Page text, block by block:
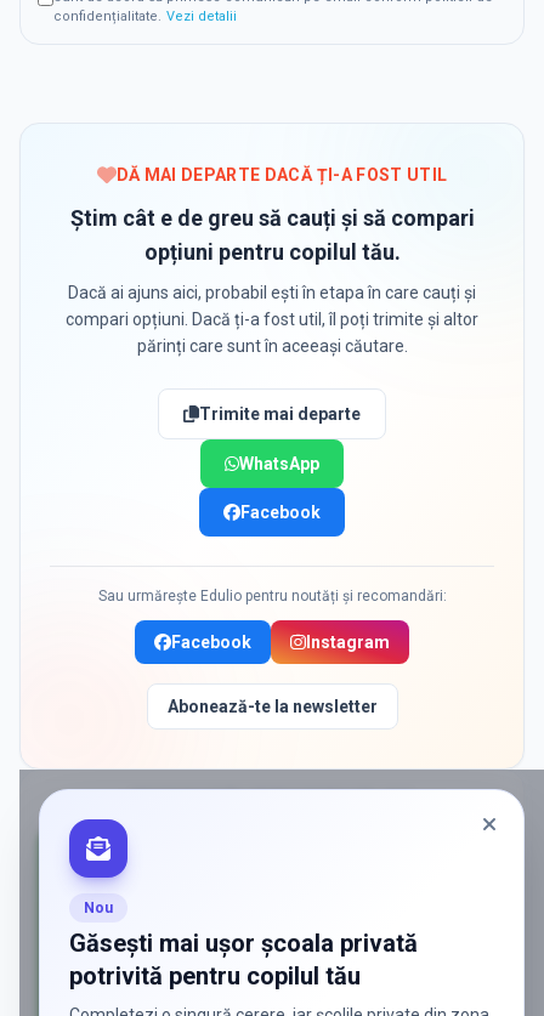
confidențialitate. Vezi detalii
DĂ MAI DEPARTE DACĂ ȚI-A FOST UTIL
Știm cât e de greu să cauți și să compari
opțiuni pentru copilul tău.
Dacă ai ajuns aici, probabil ești în etapa în care cauți și
compari opțiuni. Dacă ți-a fost util, îl poți trimite și altor
părinți care sunt în aceeași căutare.
Trimite mai departe
WhatsApp
Facebook
Sau urmărește Edulio pentru noutăți și recomandări:
Facebook Instagram
Abonează-te la newsletter
Nou
Găsești mai ușor școala privată
potrivită pentru copilul tău